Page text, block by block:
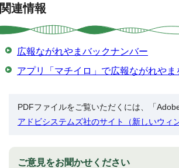
関連情報
広報ながれやまバックナンバー
アプリ「マチイロ」で広報ながれやま
PDFファイルをご覧いただくには、「
アドビシステムズ社のサイト（新しいウィ
ご意見をお聞かせください